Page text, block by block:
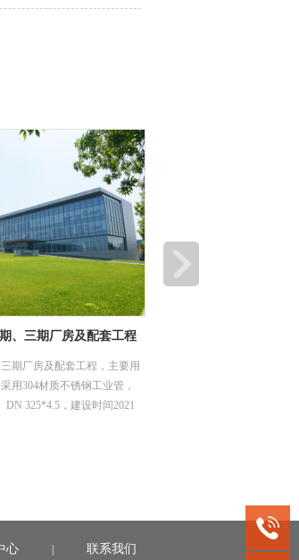
、三期厂房及配套工程
期厂房及配套工程，主要用
用304材质不锈钢工业管，
325*4.5，建设时间2021
心 | 联系我们